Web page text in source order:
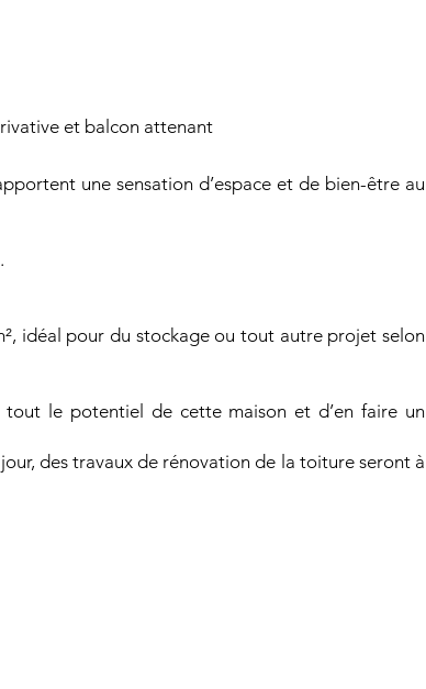
et balcon attenant
une sensation d’espace et de bien-être au
idéal pour du stockage ou tout autre projet selon
le potentiel de cette maison et d’en faire un
des travaux de rénovation de la toiture seront à